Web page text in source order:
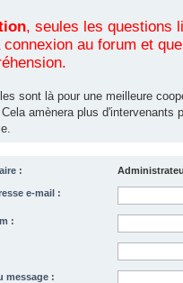
, seules les questions
connexion au forum et
sont là pour une meilleure
amènera plus
:
e-mail :
:
message :